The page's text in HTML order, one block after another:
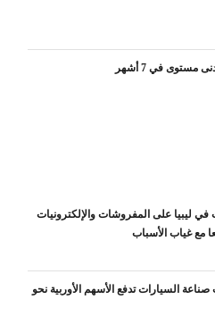
مستوى في 7 أشهر
ليبيا على المفروشات والإلكترونيات
مع غياب الأسباب
السيارات تدفع الأسهم الأوربية نحو